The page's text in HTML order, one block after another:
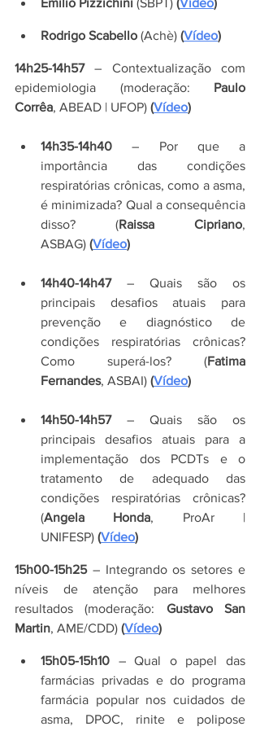
Emilio Pizzichini (SBPT) (Vídeo)
Rodrigo Scabello (Achè) (Vídeo)
14h25-14h57 – Contextualização com
epidemiologia (moderação: Paulo
Corrêa, ABEAD | UFOP) (Vídeo)
14h35-14h40 – Por que a
importância das condições
respiratórias crônicas, como a asma,
é minimizada? Qual a consequência
disso? (Raissa Cipriano,
ASBAG) (Vídeo)
14h40-14h47 – Quais são os
principais desafios atuais para
prevenção e diagnóstico de
condições respiratórias crônicas?
Como superá-los? (Fatima
Fernandes, ASBAI) (Vídeo)
14h50-14h57 – Quais são os
principais desafios atuais para a
implementação dos PCDTs e o
tratamento de adequado das
condições respiratórias crônicas?
(Angela Honda, ProAr |
UNIFESP) (Vídeo)
15h00-15h25 – Integrando os setores e
níveis de atenção para melhores
resultados (moderação: Gustavo San
Martin, AME/CDD) (Vídeo)
15h05-15h10 – Qual o papel das
farmácias privadas e do programa
farmácia popular nos cuidados de
asma, DPOC, rinite e polipose